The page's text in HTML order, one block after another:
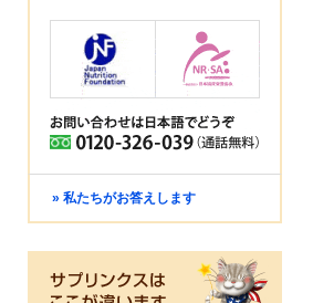
» 私たちがお答えします